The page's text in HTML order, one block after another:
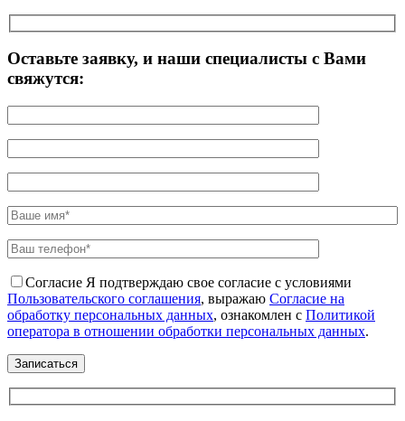
Оставьте заявку, и наши специалисты с Вами
свяжутся:
Согласие Я подтверждаю свое согласие с условиями
Пользовательского соглашения, выражаю Согласие на
обработку персональных данных, ознакомлен с Политикой
оператора в отношении обработки персональных данных.